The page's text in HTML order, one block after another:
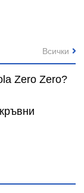
Zero Zero?
Всички